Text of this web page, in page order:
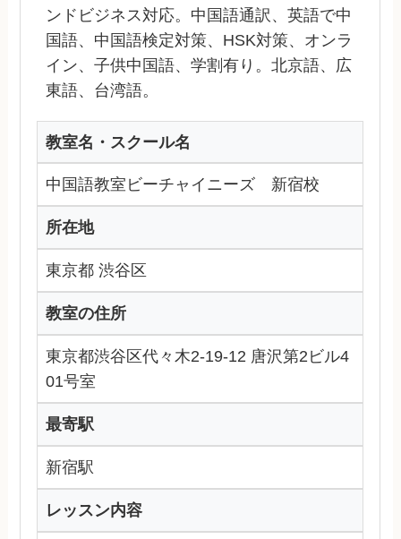
ンドビジネス対応。中国語通訳、英語で中
国語、中国語検定対策、HSK対策、オンラ
イン、子供中国語、学割有り。北京語、広
東語、台湾語。
教室名・スクール名
中国語教室ビーチャイニーズ 新宿校
所在地
東京都 渋谷区
教室の住所
東京都渋谷区代々木2-19-12 唐沢第2ビル4
01号室
最寄駅
新宿駅
レッスン内容